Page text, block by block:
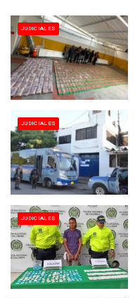
JUDICIALES
JUDICIALES
JUDICIALES